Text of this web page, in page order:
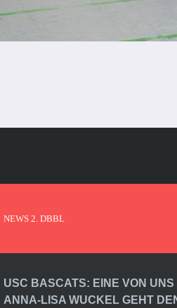
NEWS 2. DBBL
USC BASCATS: EINE VON UNS
ANNA-LISA WUCKEL GEHT